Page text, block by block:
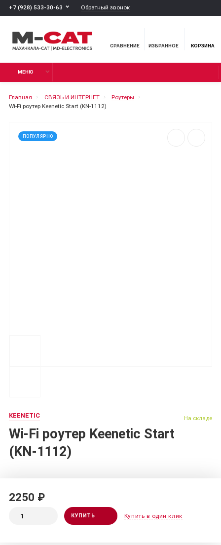
+7 (928) 533-30-63 Обратный звонок
СРАВНЕНИЕ ИЗБРАННОЕ КОРЗИНА
МЕНЮ
Главная СВЯЗЬ И ИНТЕРНЕТ
Роутеры
Wi-Fi роутер Keenetic Start (KN-1112)
ПОПУЛЯРНО
KEENETIC
Wi-Fi роутер Keenetic Start
(KN-1112)
На складе
2250 ₽
КУПИТЬ Купить в один клик